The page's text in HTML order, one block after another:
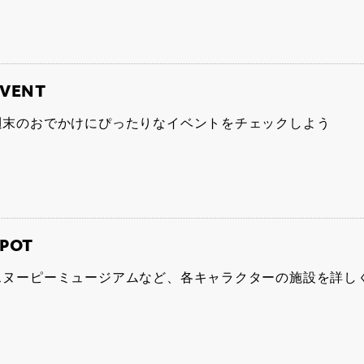
末のおでかけにぴったりなイベントをチェックしよう
ヌーピーミュージアムなど、各キャラクターの施設を詳し